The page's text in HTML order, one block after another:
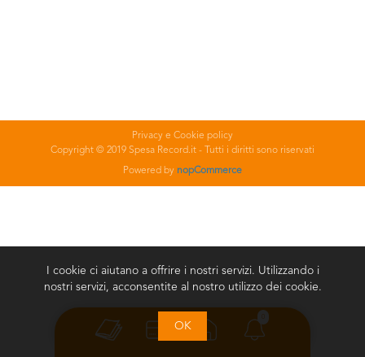
Privacy e Cookie policy
Copyright © 2019 Spesa Record.it - Tutti i diritti sono riservati
Powered by nopCommerce
I cookie ci aiutano a offrire i nostri servizi. Utilizzando i
nostri servizi, acconsentite al nostro utilizzo dei cookie.
OK